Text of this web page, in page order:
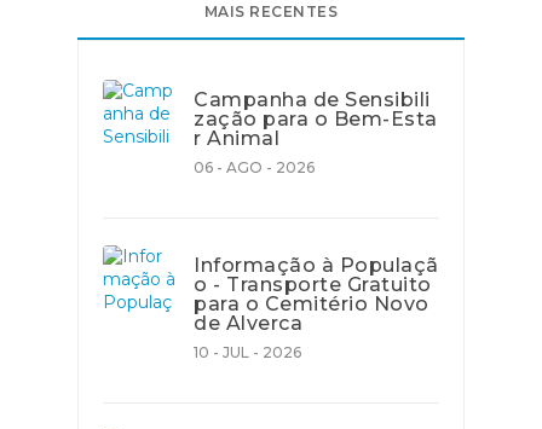
MAIS RECENTES
Campanha de Sensibili
zação para o Bem-Esta
r Animal
06 - AGO - 2026
Informação à Populaçã
o - Transporte Gratuito
para o Cemitério Novo
de Alverca
10 - JUL - 2026